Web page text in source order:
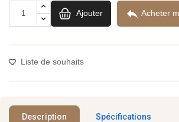
Ajouter  Acheter
Liste de souhaits
Description Spécifications